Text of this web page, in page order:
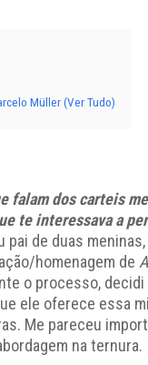
Müller (Ver Tudo)
falam dos carteis
te interessava a
pai de duas
homenagem de
o processo,
ele oferece essa
Me pareceu
na ternura.